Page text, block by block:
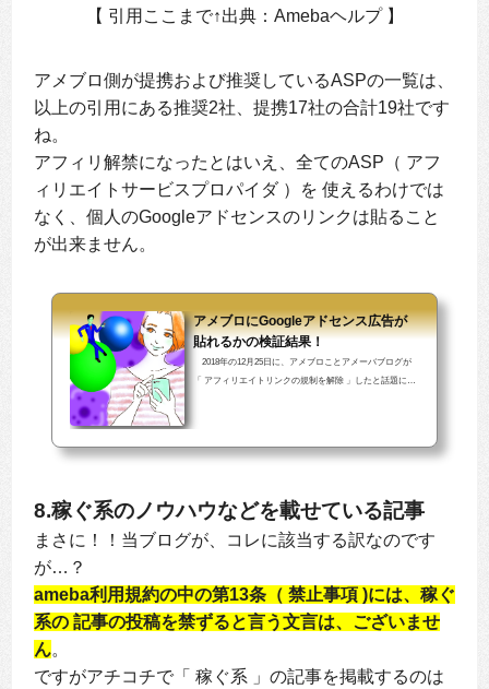
【 引用ここまで↑出典：Amebaヘルプ 】
アメブロ側が提携および推奨しているASPの一覧は、
以上の引用にある推奨2社、提携17社の合計19社です
ね。
アフィリ解禁になったとはいえ、全てのASP（ アフ
ィリエイトサービスプロパイダ ）を 使えるわけでは
なく、個人のGoogleアドセンスのリンクは貼ること
が出来ません。
アメブロにGoogleアドセンス広告が
貼れるかの検証結果！
2018年の12月25日に、アメブロことアメーバブログが
「 アフィリエイトリンクの規制を解除 」したと話題にな
アメブロにGoogleアドセンス広告が貼れるか？ 2. アメ
気芸能人がアメブロで月収何百万円のわけ 5. アドセン
スなしのアメブロで一般人が稼ぐ方法とは...
8.稼ぐ系のノウハウなどを載せている記事
まさに！！当ブログが、コレに該当する訳なのです
が…？
ameba利用規約の中の第13条（ 禁止事項 )には、稼ぐ
系の 記事の投稿を禁ずると言う文言は、ございませ
ん。
ですがアチコチで「 稼ぐ系 」の記事を掲載するのは